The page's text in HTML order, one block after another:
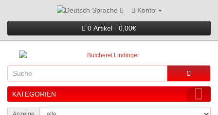
Sprache Konto
0 Artikel - 0,00€
KATEGORIEN